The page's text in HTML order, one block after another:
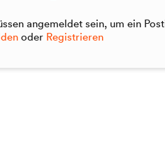
angemeldet sein, um ein
oder Registrieren